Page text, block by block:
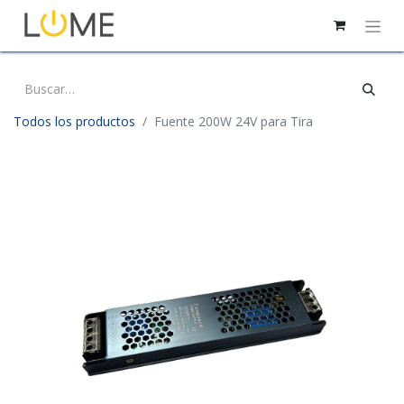
Todos los productos Fuente 200W 24V para Tira